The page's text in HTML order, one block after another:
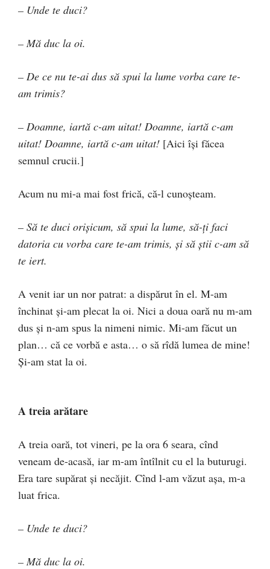
– Unde te duci?
– Mă duc la oi.
– De ce nu te-ai dus să spui la lume vorba care te-
am trimis?
– Doamne, iartă c-am uitat! Doamne, iartă c-am
uitat! Doamne, iartă c-am uitat! [Aici îşi făcea
semnul crucii.]
Acum nu mi-a mai fost frică, că-l cunoşteam.
– Să te duci orişicum, să spui la lume, să-ţi faci
datoria cu vorba care te-am trimis, şi să ştii c-am să
te iert.
A venit iar un nor patrat: a dispărut în el. M-am
închinat şi-am plecat la oi. Nici a doua oară nu m-am
dus şi n-am spus la nimeni nimic. Mi-am făcut un
plan… că ce vorbă e asta… o să rîdă lumea de mine!
Şi-am stat la oi.
A treia arătare
A treia oară, tot vineri, pe la ora 6 seara, cînd
veneam de-acasă, iar m-am întîlnit cu el la buturugi.
Era tare supărat şi necăjit. Cînd l-am văzut aşa, m-a
luat frica.
– Unde te duci?
– Mă duc la oi.